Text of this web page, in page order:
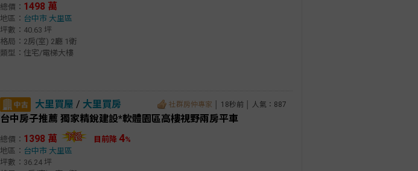
總價： 1498 萬
地區： 台中市 大里區
坪數：40.63 坪
格局：2房(室) 2廳 1衛
類型：住宅/電梯大樓
大里買屋 / 大里買房 社群房仲專家 │ 18秒前 │ 人氣：887
台中房子推薦 獨家精銳建設*軟體園區高樓視野兩房平車
總價： 1398 萬 目前降 4%
地區： 台中市 大里區
坪數：36.24 坪